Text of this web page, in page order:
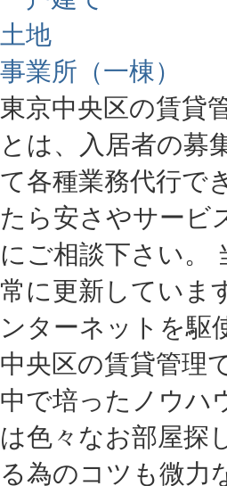
土地
事業所（一棟）
東京中央区の賃貸
とは、入居者の募
て各種業務代行で
たら安さやサービ
にご相談下さい。
常に更新していま
ンターネットを駆
中央区の賃貸管理
中で培ったノウハ
は色々なお部屋探
る為のコツも微力